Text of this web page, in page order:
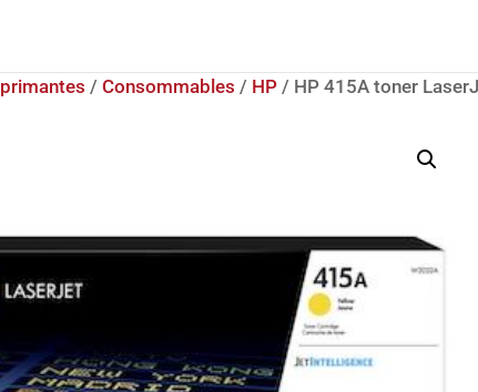
/ Consommables / HP / HP 415A toner